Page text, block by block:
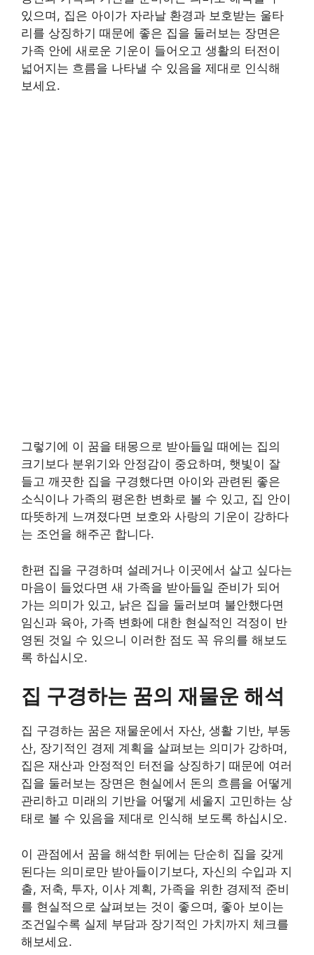
있으며, 집은 아이가 자라날 환경과 보호받는 울타
리를 상징하기 때문에 좋은 집을 둘러보는 장면은
가족 안에 새로운 기운이 들어오고 생활의 터전이
넓어지는 흐름을 나타낼 수 있음을 제대로 인식해
보세요.
그렇기에 이 꿈을 태몽으로 받아들일 때에는 집의
크기보다 분위기와 안정감이 중요하며, 햇빛이 잘
들고 깨끗한 집을 구경했다면 아이와 관련된 좋은
소식이나 가족의 평온한 변화로 볼 수 있고, 집 안이
따뜻하게 느껴졌다면 보호와 사랑의 기운이 강하다
는 조언을 해주곤 합니다.
한편 집을 구경하며 설레거나 이곳에서 살고 싶다는
마음이 들었다면 새 가족을 받아들일 준비가 되어
가는 의미가 있고, 낡은 집을 둘러보며 불안했다면
임신과 육아, 가족 변화에 대한 현실적인 걱정이 반
영된 것일 수 있으니 이러한 점도 꼭 유의를 해보도
록 하십시오.
집 구경하는 꿈의 재물운 해석
집 구경하는 꿈은 재물운에서 자산, 생활 기반, 부동
산, 장기적인 경제 계획을 살펴보는 의미가 강하며,
집은 재산과 안정적인 터전을 상징하기 때문에 여러
집을 둘러보는 장면은 현실에서 돈의 흐름을 어떻게
관리하고 미래의 기반을 어떻게 세울지 고민하는 상
태로 볼 수 있음을 제대로 인식해 보도록 하십시오.
이 관점에서 꿈을 해석한 뒤에는 단순히 집을 갖게
된다는 의미로만 받아들이기보다, 자신의 수입과 지
출, 저축, 투자, 이사 계획, 가족을 위한 경제적 준비
를 현실적으로 살펴보는 것이 좋으며, 좋아 보이는
조건일수록 실제 부담과 장기적인 가치까지 체크를
해보세요.